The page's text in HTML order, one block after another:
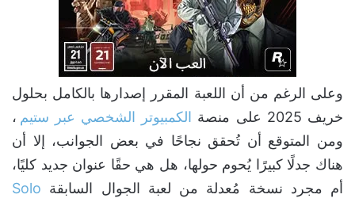
وعلى الرغم من أن اللعبة المقرر إصدارها بالكامل بحلول
خريف 2025 على منصة
الكمبيوتر الشخصي عبر ستيم ،
ومن المتوقع أن تُحقق نجاحًا في بعض الجوانب، إلا أن
هناك جدلًا كبيرًا يُحوم حولها، هل هي حقًا عنوان جديد كليًا،
أم مجرد نسخة مُعدلة من لعبة الجوال السابقة Solo